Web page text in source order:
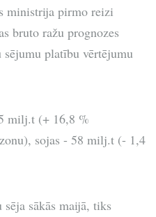
ministrija pirmo reizi
bruto ražu prognozes
sējumu platību vērtējumu
milj.t (+ 16,8 %
sojas - 58 milj.t (- 1,4
sākās maijā, tiks